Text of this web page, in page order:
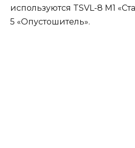
используются TSVL-8 M1
5 «Опустошитель».